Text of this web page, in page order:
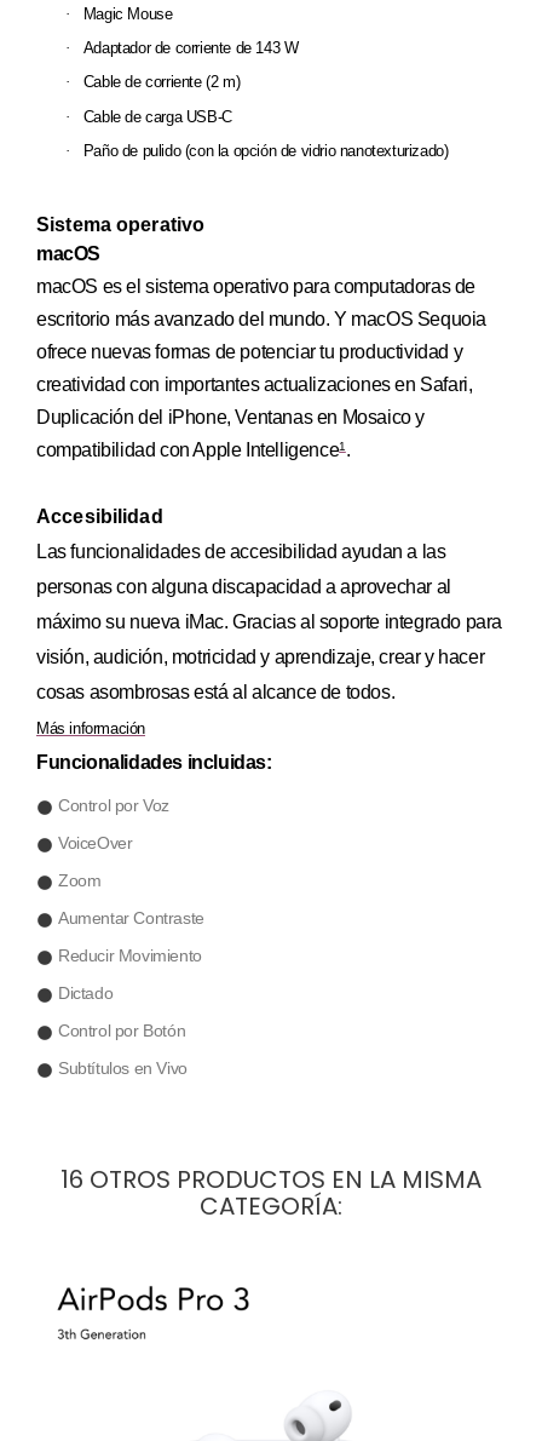
·
Magic Mouse
·
Adaptador de corriente de 143 W
·
Cable de corriente (2 m)
·
Cable de carga USB-C
·
Paño de pulido (con la opción de vidrio nanotexturizado)
Sistema operativo
macOS
macOS es el sistema operativo para computadoras de
escritorio más avanzado del mundo. Y macOS Sequoia
ofrece nuevas formas de potenciar tu productividad y
creatividad con importantes actualizaciones en Safari,
Duplicación del iPhone, Ventanas en Mosaico y
compatibilidad con Apple Intelligence1.
Accesibilidad
Las funcionalidades de accesibilidad ayudan a las
personas con alguna discapacidad a aprovechar al
máximo su nueva iMac. Gracias al soporte integrado para
visión, audición, motricidad y aprendizaje, crear y hacer
cosas asombrosas está al alcance de todos.
Más información
Funcionalidades incluidas:
Control por Voz
VoiceOver
Zoom
Aumentar Contraste
Reducir Movimiento
Dictado
Control por Botón
Subtítulos en Vivo
16 OTROS PRODUCTOS EN LA MISMA
CATEGORÍA: